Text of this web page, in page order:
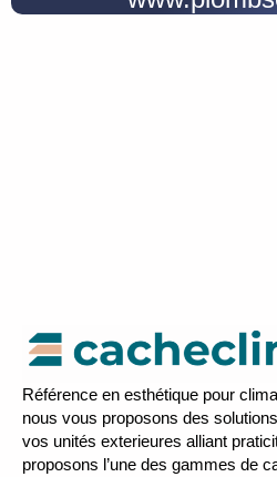
Référence en esthétique pour
nous vous proposons des
vos unités exterieures alliant
proposons l’une des gammes de